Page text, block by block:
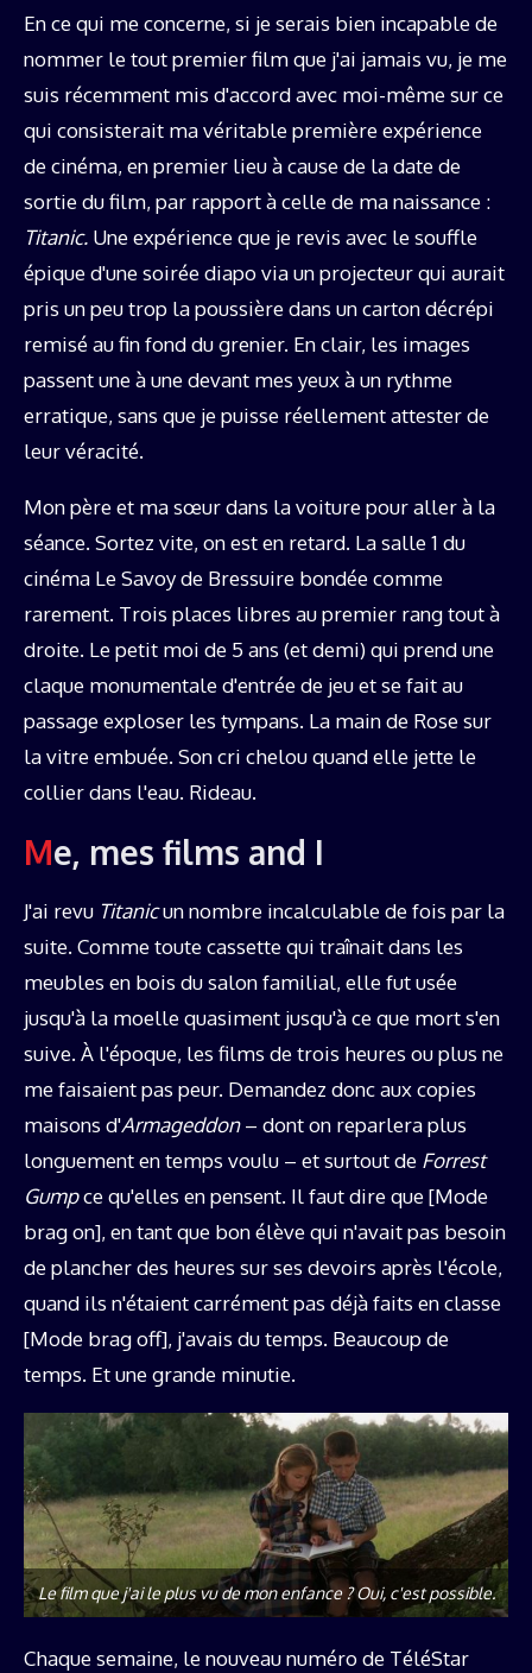
En ce qui me concerne, si je serais bien incapable de
nommer le tout premier film que j'ai jamais vu, je me
suis récemment mis d'accord avec moi-même sur ce
qui consisterait ma véritable première expérience
de cinéma, en premier lieu à cause de la date de
sortie du film, par rapport à celle de ma naissance :
Titanic. Une expérience que je revis avec le souffle
épique d'une soirée diapo via un projecteur qui aurait
pris un peu trop la poussière dans un carton décrépi
remisé au fin fond du grenier. En clair, les images
passent une à une devant mes yeux à un rythme
erratique, sans que je puisse réellement attester de
leur véracité.
Mon père et ma sœur dans la voiture pour aller à la
séance. Sortez vite, on est en retard. La salle 1 du
cinéma Le Savoy de Bressuire bondée comme
rarement. Trois places libres au premier rang tout à
droite. Le petit moi de 5 ans (et demi) qui prend une
claque monumentale d'entrée de jeu et se fait au
passage exploser les tympans. La main de Rose sur
la vitre embuée. Son cri chelou quand elle jette le
collier dans l'eau. Rideau.
Me, mes films and I
J'ai revu Titanicun nombre incalculable de fois par la
suite. Comme toute cassette qui traînait dans les
meubles en bois du salon familial, elle fut usée
jusqu'à la moelle quasiment jusqu'à ce que mort s'en
suive. À l'époque, les films de trois heures ou plus ne
me faisaient pas peur. Demandez donc aux copies
maisons d'Armageddon– dont on reparlera plus
longuement en temps voulu – et surtout de Forrest
Gumpce qu'elles en pensent. Il faut dire que [Mode
brag on], en tant que bon élève qui n'avait pas besoin
de plancher des heures sur ses devoirs après l'école,
quand ils n'étaient carrément pas déjà faits en classe
[Mode brag off], j'avais du temps. Beaucoup de
temps. Et une grande minutie.
Le film que j'ai le plus vu de mon enfance ? Oui, c'est possible.
Chaque semaine, le nouveau numéro de TéléStar